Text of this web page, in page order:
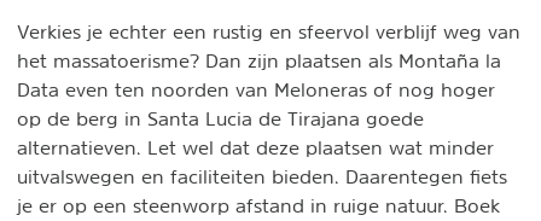
Verkies je echter een rustig en sfeervol verblijf weg van
het massatoerisme? Dan zijn plaatsen als Montaña la
Data even ten noorden van Meloneras of nog hoger
op de berg in Santa Lucia de Tirajana goede
alternatieven. Let wel dat deze plaatsen wat minder
uitvalswegen en faciliteiten bieden. Daarentegen fiets
je er op een steenworp afstand in ruige natuur. Boek